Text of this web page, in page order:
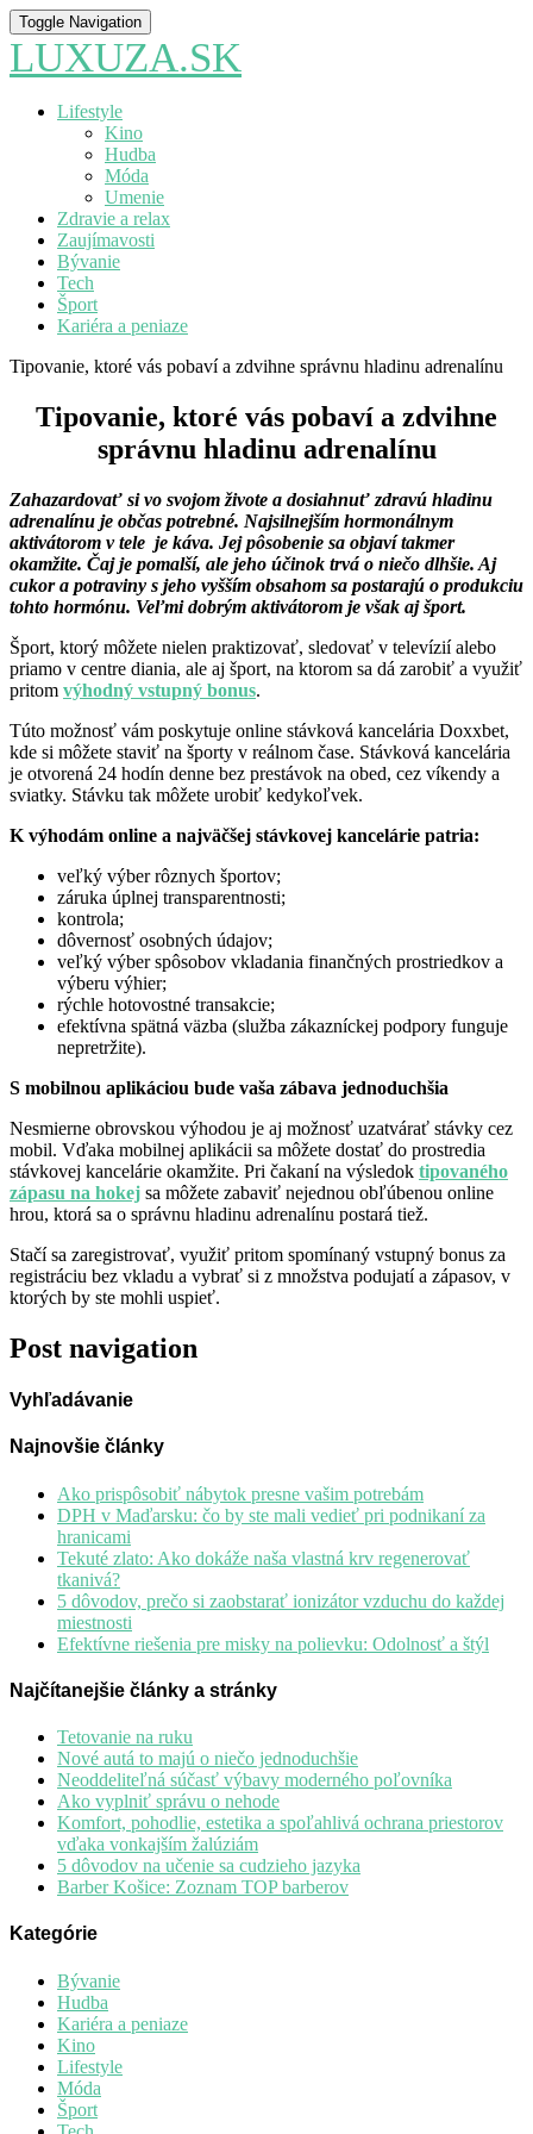
Toggle Navigation
LUXUZA.SK
Lifestyle
Kino
Hudba
Móda
Umenie
Zdravie a relax
Zaujímavosti
Bývanie
Tech
Šport
Kariéra a peniaze
Tipovanie, ktoré vás pobaví a zdvihne správnu hladinu adrenalínu
Tipovanie, ktoré vás pobaví a zdvihne
správnu hladinu adrenalínu
Zahazardovať si vo svojom živote a dosiahnuť zdravú hladinu
adrenalínu je občas potrebné. Najsilnejším hormonálnym
aktivátorom v tele je káva. Jej pôsobenie sa objaví takmer
okamžite. Čaj je pomalší, ale jeho účinok trvá o niečo dlhšie. Aj
cukor a potraviny s jeho vyšším obsahom sa postarajú o produkciu
tohto hormónu. Veľmi dobrým aktivátorom je však aj šport.
Šport, ktorý môžete nielen praktizovať, sledovať v televízií alebo
priamo v centre diania, ale aj šport, na ktorom sa dá zarobiť a využiť
pritom výhodný vstupný bonus.
Túto možnosť vám poskytuje online stávková kancelária Doxxbet,
kde si môžete staviť na športy v reálnom čase. Stávková kancelária
je otvorená 24 hodín denne bez prestávok na obed, cez víkendy a
sviatky. Stávku tak môžete urobiť kedykoľvek.
K výhodám online a najväčšej stávkovej kancelárie patria:
veľký výber rôznych športov;
záruka úplnej transparentnosti;
kontrola;
dôvernosť osobných údajov;
veľký výber spôsobov vkladania finančných prostriedkov a
výberu výhier;
rýchle hotovostné transakcie;
efektívna spätná väzba (služba zákazníckej podpory funguje
nepretržite).
S mobilnou aplikáciou bude vaša zábava jednoduchšia
Nesmierne obrovskou výhodou je aj možnosť uzatvárať stávky cez
mobil. Vďaka mobilnej aplikácii sa môžete dostať do prostredia
stávkovej kancelárie okamžite. Pri čakaní na výsledok tipovaného
zápasu na hokej sa môžete zabaviť nejednou obľúbenou online
hrou, ktorá sa o správnu hladinu adrenalínu postará tiež.
Stačí sa zaregistrovať, využiť pritom spomínaný vstupný bonus za
registráciu bez vkladu a vybrať si z množstva podujatí a zápasov, v
ktorých by ste mohli uspieť.
Post navigation
Vyhľadávanie
Najnovšie články
Ako prispôsobiť nábytok presne vašim potrebám
DPH v Maďarsku: čo by ste mali vedieť pri podnikaní za
hranicami
Tekuté zlato: Ako dokáže naša vlastná krv regenerovať
tkanivá?
5 dôvodov, prečo si zaobstarať ionizátor vzduchu do každej
miestnosti
Efektívne riešenia pre misky na polievku: Odolnosť a štýl
Najčítanejšie články a stránky
Tetovanie na ruku
Nové autá to majú o niečo jednoduchšie
Neoddeliteľná súčasť výbavy moderného poľovníka
Ako vyplniť správu o nehode
Komfort, pohodlie, estetika a spoľahlivá ochrana priestorov
vďaka vonkajším žalúziám
5 dôvodov na učenie sa cudzieho jazyka
Barber Košice: Zoznam TOP barberov
Kategórie
Bývanie
Hudba
Kariéra a peniaze
Kino
Lifestyle
Móda
Šport